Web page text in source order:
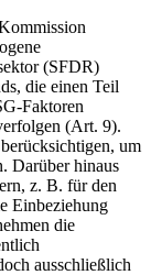
(SFDR)
die einen Teil
Faktoren
(Art. 9).
um
Darüber hinaus
z. B. für den
Einbeziehung
die
ausschließlich